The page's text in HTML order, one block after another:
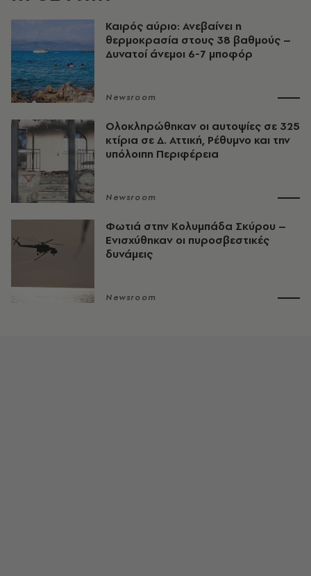
Καιρός αύριο: Ανεβαίνει η
θερμοκρασία στους 38 βαθμούς –
Δυνατοί άνεμοι 6-7 μποφόρ
Newsroom
Ολοκληρώθηκαν οι αυτοψίες σε 325
κτίρια σε Δ. Αττική, Ρέθυμνο και την
υπόλοιπη Περιφέρεια
Newsroom
Φωτιά στην Κολυμπάδα Σκύρου –
Ενισχύθηκαν οι πυροσβεστικές
δυνάμεις
Newsroom